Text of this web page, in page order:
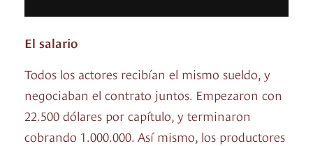
El salario
Todos los actores recibían el mismo sueldo, y
negociaban el contrato juntos. Empezaron con
22.500 dólares por capítulo, y terminaron
cobrando 1.000.000. Así mismo, los productores